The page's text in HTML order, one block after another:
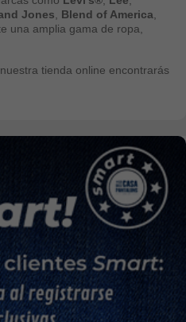
Jones Blend of America
una amplia gama de ropa,
tienda online encontrarás